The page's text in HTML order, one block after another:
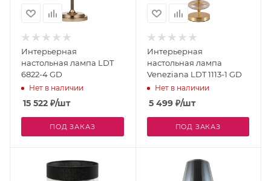
Интерьерная
настольная лампа LDT
6822-4 GD
Нет в наличии
15 522 ₽/шт
ПОД ЗАКАЗ
Интерьерная
настольная лампа
Veneziana LDT 1113-1 GD
Нет в наличии
5 499₽/шт
ПОД ЗАКАЗ